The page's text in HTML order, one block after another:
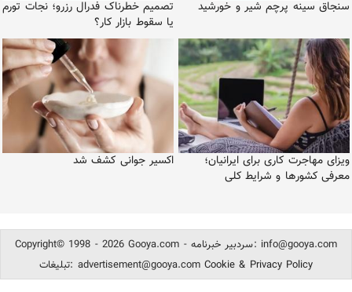
تصمیم خطرناک فدرال رزرو؛ نجات تورم
یا سقوط بازار کار؟
سنجاق سینه پرچم شیر و خورشید
اکسیر جوانی کشف شد
ویزای مهاجرت کاری برای ایرانیان؛
معرفی کشورها و شرایط کلی
Copyright© 1998 - 2026 Gooya.com - سردبیر خبرنامه: info@gooya.com
تبلیغات: advertisement@gooya.com Cookie & Privacy Policy